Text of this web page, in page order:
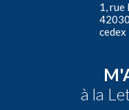
1, rue
cedex
à la